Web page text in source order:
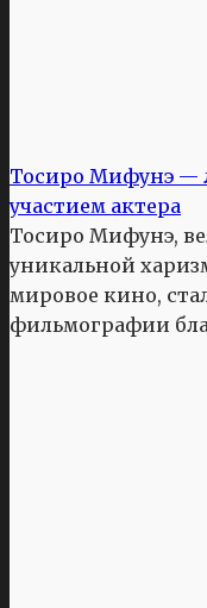
Тосиро Мифунэ —
участием актера
Тосиро Мифунэ,
уникальной
мировое кино,
фильмографии